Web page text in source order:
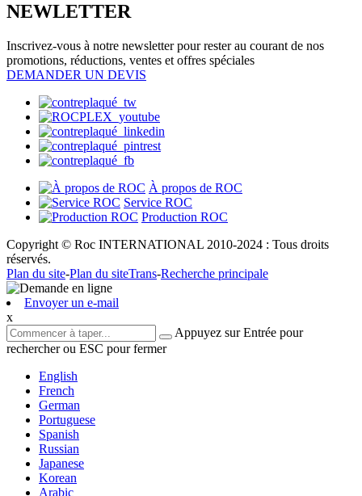
NEWLETTER
Inscrivez-vous à notre newsletter pour rester au courant de nos
promotions, réductions, ventes et offres spéciales
DEMANDER UN DEVIS
À propos de ROC
Service ROC
Production ROC
Copyright © Roc INTERNATIONAL 2010-2024 : Tous droits
réservés.
Plan du site-Plan du siteTrans-Recherche principale
Envoyer un e-mail
x
Appuyez sur Entrée pour
rechercher ou ESC pour fermer
English
French
German
Portuguese
Spanish
Russian
Japanese
Korean
Arabic